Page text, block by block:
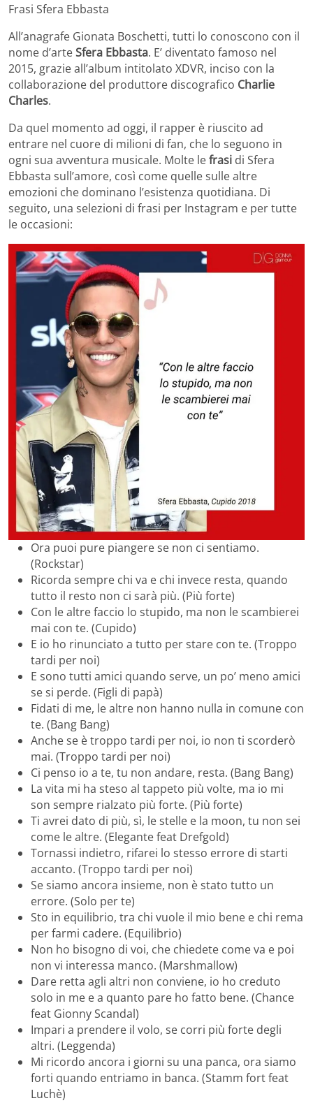
Frasi Sfera Ebbasta
All’anagrafe Gionata Boschetti, tutti lo conoscono con il
nome d’arteSfera Ebbasta. E’ diventato famoso nel
2015, grazie all’album intitolato XDVR, inciso con la
collaborazione del produttore discografico Charlie
Charles.
Da quel momento ad oggi, il rapper è riuscito ad
entrare nel cuore di milioni di fan, che lo seguono in
ogni sua avventura musicale. Molte lefrasi di Sfera
Ebbasta sull’amore, così come quelle sulle altre
emozioni che dominano l’esistenza quotidiana. Di
seguito, una selezioni di frasi per Instagram e per tutte
le occasioni:
Ora puoi pure piangere se non ci sentiamo.
(Rockstar)
Ricorda sempre chi va e chi invece resta, quando
tutto il resto non ci sarà più. (Più forte)
Con le altre faccio lo stupido, ma non le scambierei
mai con te. (Cupido)
E io ho rinunciato a tutto per stare con te. (Troppo
tardi per noi)
E sono tutti amici quando serve, un po’ meno amici
se si perde. (Figli di papà)
Fidati di me, le altre non hanno nulla in comune con
te. (Bang Bang)
Anche se è troppo tardi per noi, io non ti scorderò
mai. (Troppo tardi per noi)
Ci penso io a te, tu non andare, resta. (Bang Bang)
La vita mi ha steso al tappeto più volte, ma io mi
son sempre rialzato più forte. (Più forte)
Ti avrei dato di più, sì, le stelle e la moon, tu non sei
come le altre. (Elegante feat Drefgold)
Tornassi indietro, rifarei lo stesso errore di starti
accanto. (Troppo tardi per noi)
Se siamo ancora insieme, non è stato tutto un
errore. (Solo per te)
Sto in equilibrio, tra chi vuole il mio bene e chi rema
per farmi cadere. (Equilibrio)
Non ho bisogno di voi, che chiedete come va e poi
non vi interessa manco. (Marshmallow)
Dare retta agli altri non conviene, io ho creduto
solo in me e a quanto pare ho fatto bene. (Chance
feat Gionny Scandal)
Impari a prendere il volo, se corri più forte degli
altri. (Leggenda)
Mi ricordo ancora i giorni su una panca, ora siamo
forti quando entriamo in banca. (Stamm fort feat
Luchè)